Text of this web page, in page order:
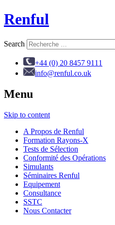
Renful
Search
+44 (0) 20 8457 9111
info@renful.co.uk
Menu
Skip to content
A Propos de Renful
Formation Rayons-X
Tests de Sélection
Conformité des Opérations
Simulants
Séminaires Renful
Equipement
Consultance
SSTC
Nous Contacter